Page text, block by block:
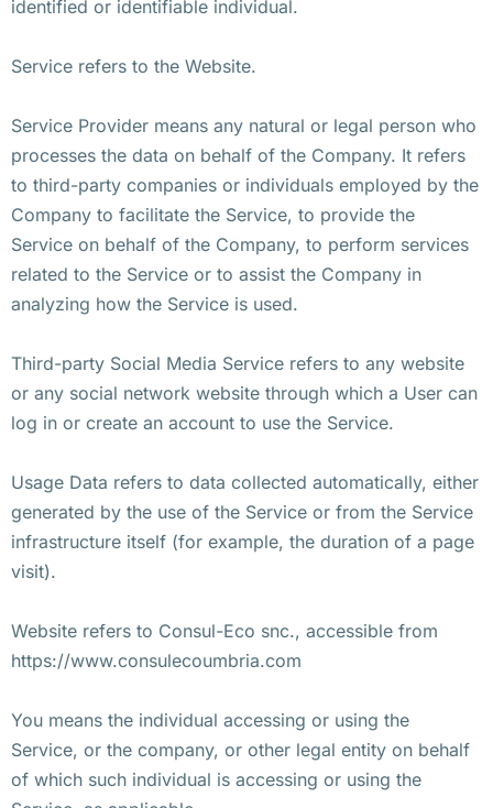
identified or identifiable individual.
Service refers to the Website.
Service Provider means any natural or legal person who
processes the data on behalf of the Company. It refers
to third-party companies or individuals employed by the
Company to facilitate the Service, to provide the
Service on behalf of the Company, to perform services
related to the Service or to assist the Company in
analyzing how the Service is used.
Third-party Social Media Service refers to any website
or any social network website through which a User can
log in or create an account to use the Service.
Usage Data refers to data collected automatically, either
generated by the use of the Service or from the Service
infrastructure itself (for example, the duration of a page
visit).
Website refers to Consul-Eco snc., accessible from
https://www.consulecoumbria.com
You means the individual accessing or using the
Service, or the company, or other legal entity on behalf
of which such individual is accessing or using the